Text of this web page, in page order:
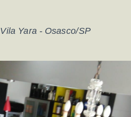
Vila Yara - Osasco/SP